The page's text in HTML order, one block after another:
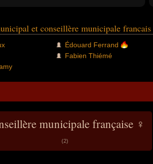
et conseillère municipale francais
Édouard Ferrand
Fabien Thiémé
municipale française ♀
(2)